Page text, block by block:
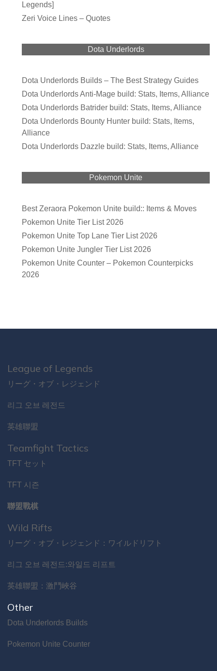
Legends]
Zeri Voice Lines – Quotes
Dota Underlords
Dota Underlords Builds – The Best Strategy Guides
Dota Underlords Anti-Mage build: Stats, Items, Alliance
Dota Underlords Batrider build: Stats, Items, Alliance
Dota Underlords Bounty Hunter build: Stats, Items,
Alliance
Dota Underlords Dazzle build: Stats, Items, Alliance
Pokemon Unite
Best Zeraora Pokemon Unite build:: Items & Moves
Pokemon Unite Tier List 2026
Pokemon Unite Top Lane Tier List 2026
Pokemon Unite Jungler Tier List 2026
Pokemon Unite Counter – Pokemon Counterpicks
2026
League of Legends
リーグ・オブ・レジェンド
리그 오브 레전드
英雄聯盟
Teamfight Tactics
TFT セット
TFT 시즌
聯盟戰棋
Wild Rifts
リーグ・オブ・レジェンド：ワイルドリフト
리그 오브 레전드:와일드 리프트
英雄聯盟：激鬥峽谷
Other
Dota Underlords Builds
Pokemon Unite Counter